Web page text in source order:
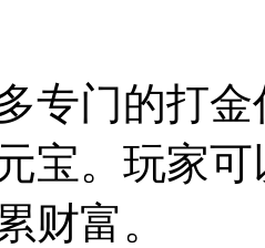
专门的打
宝。玩家
财富。